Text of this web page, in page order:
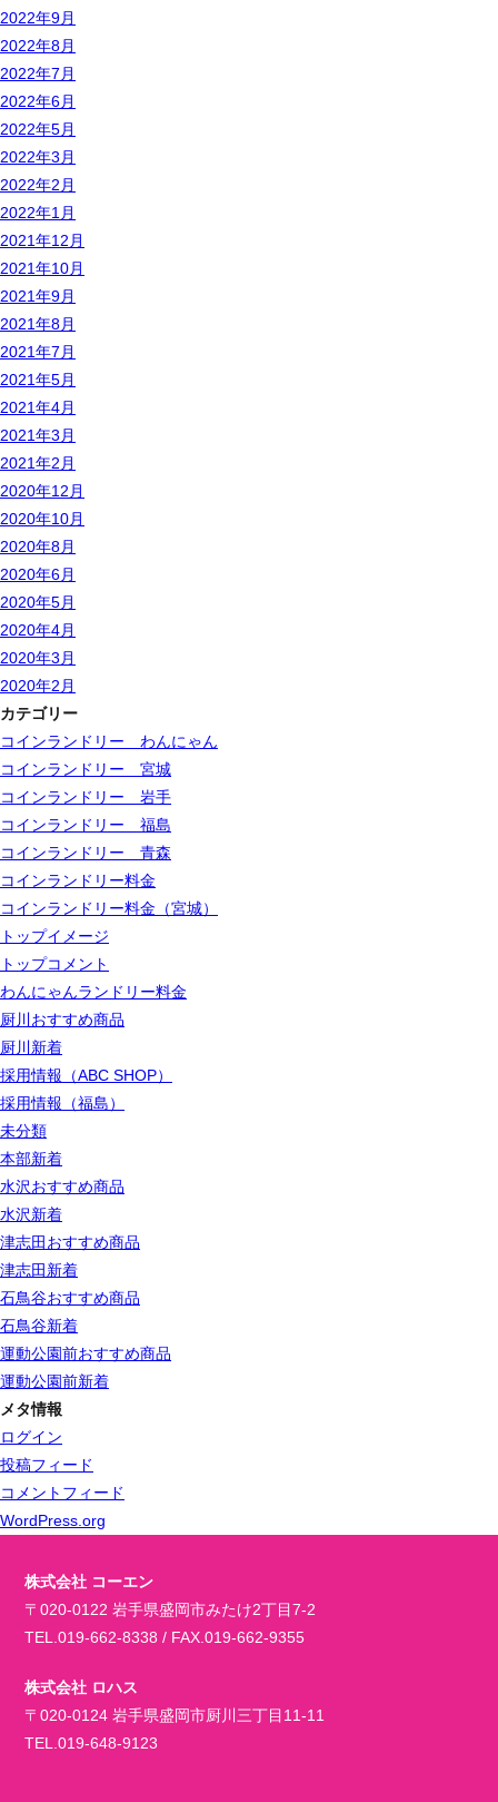
2022年9月
2022年8月
2022年7月
2022年6月
2022年5月
2022年3月
2022年2月
2022年1月
2021年12月
2021年10月
2021年9月
2021年8月
2021年7月
2021年5月
2021年4月
2021年3月
2021年2月
2020年12月
2020年10月
2020年8月
2020年6月
2020年5月
2020年4月
2020年3月
2020年2月
カテゴリー
コインランドリー わんにゃん
コインランドリー 宮城
コインランドリー 岩手
コインランドリー 福島
コインランドリー 青森
コインランドリー料金
コインランドリー料金（宮城）
トップイメージ
トップコメント
わんにゃんランドリー料金
厨川おすすめ商品
厨川新着
採用情報（ABC SHOP）
採用情報（福島）
未分類
本部新着
水沢おすすめ商品
水沢新着
津志田おすすめ商品
津志田新着
石鳥谷おすすめ商品
石鳥谷新着
運動公園前おすすめ商品
運動公園前新着
メタ情報
ログイン
投稿フィード
コメントフィード
WordPress.org
株式会社 コーエン
〒020-0122 岩手県盛岡市みたけ2丁目7-2
TEL.019-662-8338 / FAX.019-662-9355
株式会社 ロハス
〒020-0124 岩手県盛岡市厨川三丁目11-11
TEL.019-648-9123